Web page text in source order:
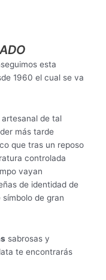
esta
1960 el cual se va
de tal
más tarde
que tras un reposo
controlada
vayan
de identidad de
de gran
sabrosas y
te encontrarás